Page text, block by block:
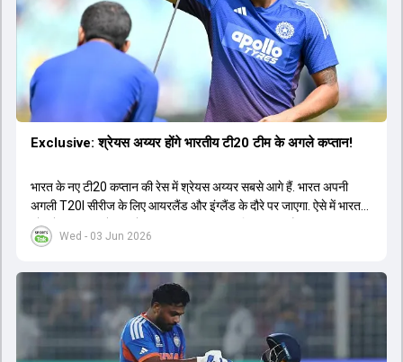
Wed - 03 Jun 2026
Exclusive: श्रेयस अय्यर होंगे भारतीय टी20 टीम के अगले कप्तान!
भारत के नए टी20 कप्तान की रेस में श्रेयस अय्यर सबसे आगे हैं. भारत अपनी
अगली T20I सीरीज के लिए आयरलैंड और इंग्लैंड के दौरे पर जाएगा. ऐसे में भारत
को श्रेयस अय्यर के रूप में एक नया T20I कप्तान मिल सकता है.